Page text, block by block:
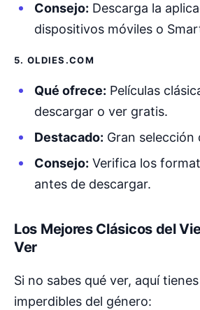
Consejo: Descarga la
dispositivos móviles o
5. OLDIES.COM
Qué ofrece: Películas
descargar o ver gratis.
Destacado: Gran
Consejo: Verifica los
antes de descargar.
Los Mejores Clásicos del
Ver
Si no sabes qué ver, aquí
imperdibles del género: